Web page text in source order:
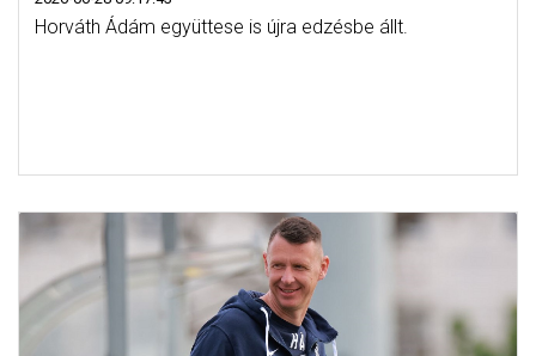
Horváth Ádám együttese is újra edzésbe állt.